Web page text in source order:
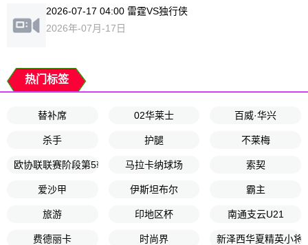
2026-07-17 04:00 雷霆VS独行侠
2026年-07月-17日
热门标签
替补席 02华莱士 百威·华兴
杀手 护腿 不莱梅
欧协联联赛阶段第5轮 马拉卡纳球场 索契
爱沙甲 伊斯坦布尔 霸主
旅游 印地区杯 南通支云U21
费德丽卡 时尚界 新泽西华夏精英小将